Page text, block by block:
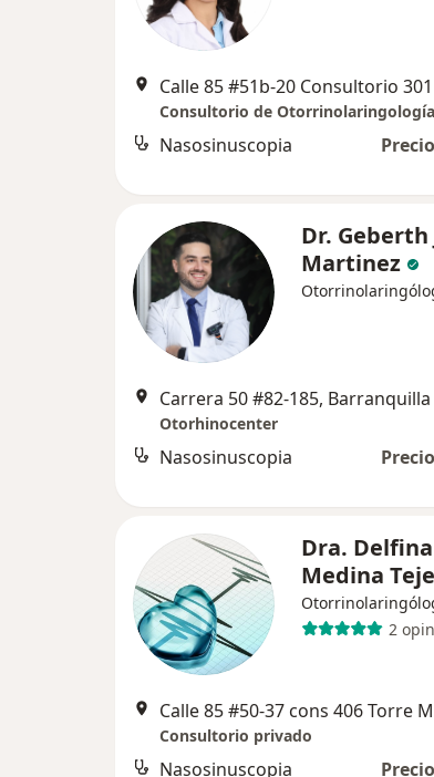
Calle 85 #51b-20 Consultorio 301
Consultorio de Otorrinolaringología
Nasosinuscopia
Dr. Geberth
Martinez
Carrera 50 #82-185, Barranquilla
Otorhinocenter
Nasosinuscopia
Dra.
Medina
2
Consultorio privado
Nasosinuscopia